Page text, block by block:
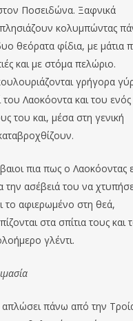
Ποσειδώνα. Ξαφνικά
κολυμπώντας
θεόρατα φίδια, με μάτια
και με στόμα πελώριο.
γρήγορα
του Λαοκόοντα και του ενός
του και, μέσα στη γενική
πια πως ο Λαοκόοντας
την ασέβειά του να
το αφιερωμένο στη θεά,
στα σπίτια τους και
γλέντι.
απλώσει πάνω από την